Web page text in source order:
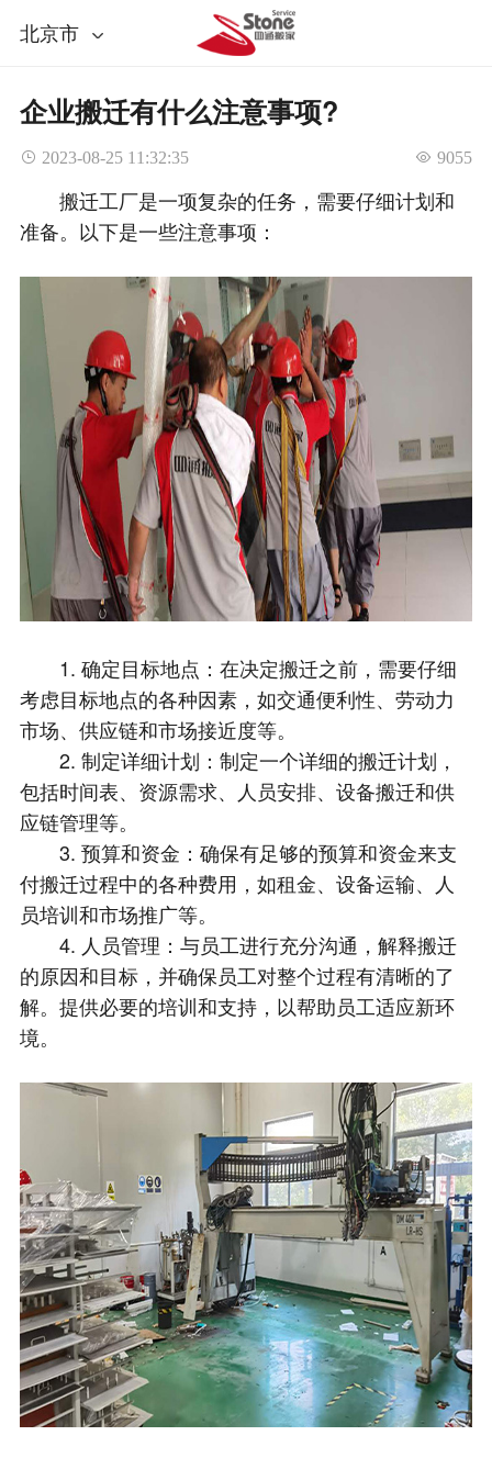
北京市
企业搬迁有什么注意事项?
 2023-08-25 11:32:35  9055
搬迁工厂是一项复杂的任务，需要仔细计划和
准备。以下是一些注意事项：
1. 确定目标地点：在决定搬迁之前，需要仔细
考虑目标地点的各种因素，如交通便利性、劳动力
市场、供应链和市场接近度等。
2. 制定详细计划：制定一个详细的搬迁计划，
包括时间表、资源需求、人员安排、设备搬迁和供
应链管理等。
3. 预算和资金：确保有足够的预算和资金来支
付搬迁过程中的各种费用，如租金、设备运输、人
员培训和市场推广等。
4. 人员管理：与员工进行充分沟通，解释搬迁
的原因和目标，并确保员工对整个过程有清晰的了
解。提供必要的培训和支持，以帮助员工适应新环
境。